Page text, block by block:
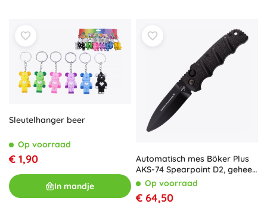
Sleutelhanger beer
Op voorraad
€ 1,90
In mandje
Automatisch mes Böker Plus
AKS-74 Spearpoint D2, geheel
zwart, aluminium, clip
Op voorraad
€ 64,50